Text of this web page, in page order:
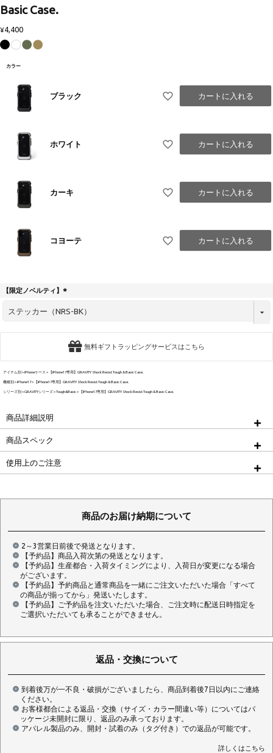
Basic Case.
¥4,400
カラー
ブラック カートに入れる
ホワイト カートに入れる
カーキ カートに入れる
コヨーテ カートに入れる
【限定ノベルティ】
必
無料ギフトラッピングサービスはこちら
アイテム別 iPhoneケース 【iPhone17専用】GRAVITY Shock Resist Tough & Basic Case.
機種別 iPhone17 【iPhone17専用】GRAVITY Shock Resist Tough & Basic Case.
シリーズ別 GRAVITYシリーズ Tough&Basic 【iPhone17専用】GRAVITY Shock Resist Tough & Basic Case.
商品詳細説明
商品スペック
使用上のご注意
商品のお届け納期について
2～3営業日前後で発送となります。
【予約品】商品入荷次第の発送となります。
【予約品】生産都合・入荷タイミングにより、入荷日が変更になる場合
がございます。
【予約品】予約商品と通常商品を一緒にご注文いただいた場合「すべて
の商品が揃ってから」発送いたします。
【予約品】ご予約品を注文いただいた場合、ご注文時に配送日時指定を
ご選択いただいても承ることができません。
返品・交換について
到着後万が一不良・破損がございましたら、商品到着後7日以内にご連絡
ください。
お客様都合による返品・交換（サイズ・カラー間違い等）についてはパ
ッケージ未開封に限り、返品のみ承っております。
アパレル製品のみ、開封・試着のみ（タグ付き）での返品が可能です。
詳しくはこちら